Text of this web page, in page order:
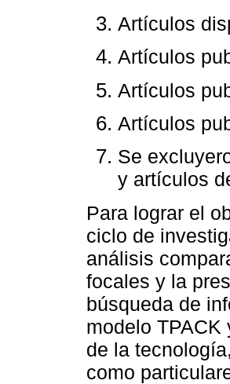
Artículos
Artículos
Artículos
Artículos
Se
y artículos
Para lograr el
ciclo de
análisis
focales y la
búsqueda de
modelo
de la
como